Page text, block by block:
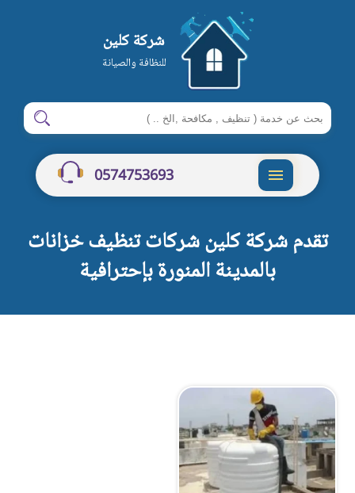
شركة كلين
للنظافة والصيانة
ابحث
في
شركة
كلين
ابحث
0574753693
تقدم شركة كلين شركات تنظيف خزانات
بالمدينة المنورة بإحترافية